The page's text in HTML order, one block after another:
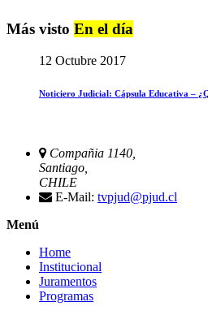
Más visto En el día
12 Octubre 2017
Noticiero Judicial: Cápsula Educativa –
Compañia 1140,
Santiago,
CHILE
E-Mail: tvpjud@pjud.cl
Menú
Home
Institucional
Juramentos
Programas